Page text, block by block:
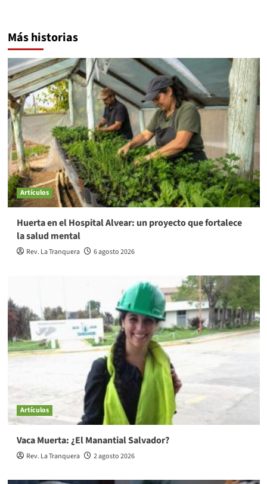
Más historias
Artículos
Huerta en el Hospital Alvear: un proyecto que fortalece
la salud mental
Rev. La Tranquera 6 agosto 2026
Artículos
Vaca Muerta: ¿El Manantial Salvador?
Rev. La Tranquera 2 agosto 2026